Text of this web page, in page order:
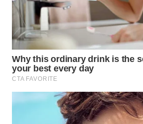
LAPAK
WAHANA
Wahana
Network
KONSUMEN
LISTRIK